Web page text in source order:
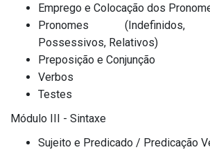
Emprego e Colocação dos
Pronomes (Indefinidos,
Possessivos, Relativos)
Preposição e Conjunção
Verbos
Testes
Módulo III - Sintaxe
Sujeito e Predicado / Predicação